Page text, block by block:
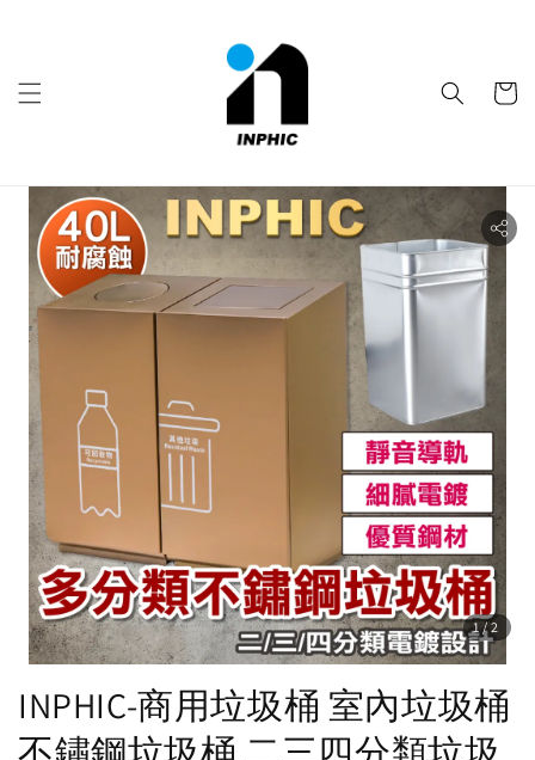
1 /2
INPHIC-商用垃圾桶 室內垃圾桶